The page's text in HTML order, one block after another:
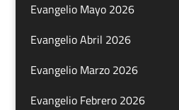
Evangelio Mayo 2026
Evangelio Abril 2026
Evangelio Marzo 2026
Evangelio Febrero 2026